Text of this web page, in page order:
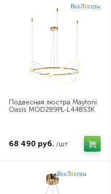
люстры-пауки
люстры Kutek
Подвесная люстра Maytoni
Oasis MOD289PL-L44BS3K
68 490 руб. /шт